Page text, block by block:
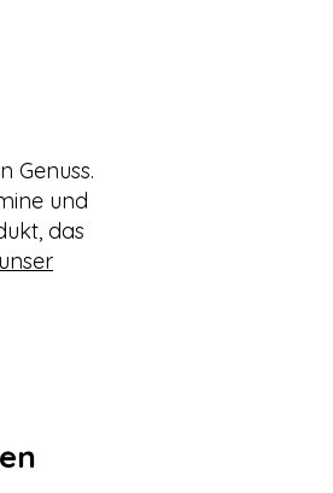
Genuss.
und
das